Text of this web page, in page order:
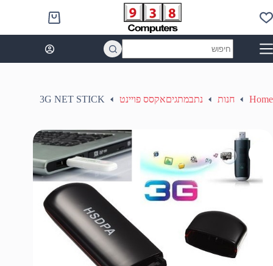
to
content
Shopping
cart
results
Home חנות נתבמתגיםאקסס פויינט 3G NET STICK